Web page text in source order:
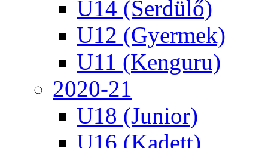
U14 (Serdülő)
U12 (Gyermek)
U11 (Kenguru)
2020-21
U18 (Junior)
U16 (Kadett)